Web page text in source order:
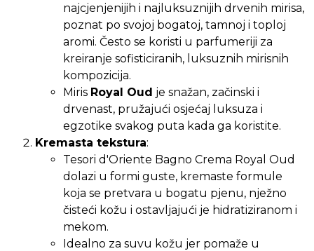
najcjenjenijih i najluksuznijih drvenih mirisa,
poznat po svojoj bogatoj, tamnoj i toploj
aromi. Često se koristi u parfumeriji za
kreiranje sofisticiranih, luksuznih mirisnih
kompozicija.
Miris Royal Oud je snažan, začinski i
drvenast, pružajući osjećaj luksuza i
egzotike svakog puta kada ga koristite.
Kremasta tekstura:
Tesori d'Oriente Bagno Crema Royal Oud
dolazi u formi guste, kremaste formule
koja se pretvara u bogatu pjenu, nježno
čisteći kožu i ostavljajući je hidratiziranom i
mekom.
Idealno za suvu kožu jer pomaže u